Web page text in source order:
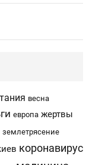
весна
европа жертвы
землетрясение
коронавирус